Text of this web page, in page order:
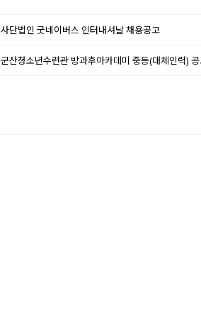
사단법인 굿네이버스 인터내셔날 채용공고
군산청소년수련관 방과후아카데미 중등(대체인력)